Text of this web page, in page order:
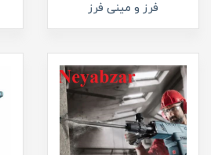
فرز و مینی فرز